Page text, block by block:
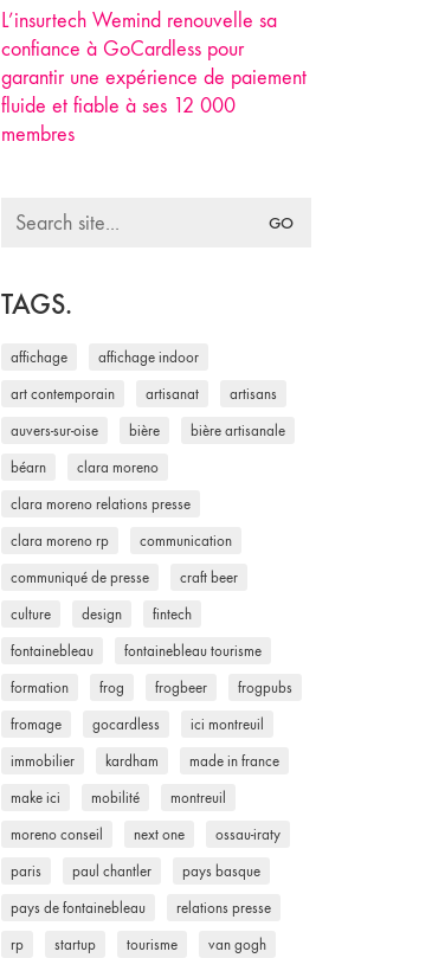
L’insurtech Wemind renouvelle sa
confiance à GoCardless pour
garantir une expérience de paiement
fluide et fiable à ses 12 000
membres
Search
TAGS.
affichage affichage indoor
art contemporain artisanat artisans
auvers-sur-oise bière bière artisanale
béarn clara moreno
clara moreno relations presse
clara moreno rp communication
communiqué de presse craft beer
culture design fintech
fontainebleau fontainebleau tourisme
formation frog frogbeer frogpubs
fromage gocardless ici montreuil
immobilier kardham made in france
make ici mobilité montreuil
moreno conseil next one ossau-iraty
paris paul chantler pays basque
pays de fontainebleau relations presse
rp startup tourisme van gogh